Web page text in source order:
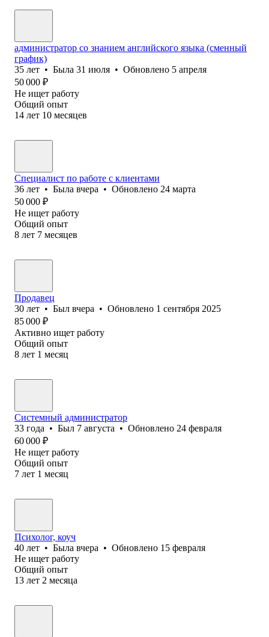
администратор со знанием английского языка (сменный
график)
35 лет • Была 31 июля • Обновлено 5 апреля
50 000 ₽
Не ищет работу
Общий опыт
14 лет 10 месяцев
Специалист по работе с клиентами
36 лет • Была вчера • Обновлено 24 марта
50 000 ₽
Не ищет работу
Общий опыт
8 лет 7 месяцев
Продавец
30 лет • Был вчера • Обновлено 1 сентября 2025
85 000 ₽
Активно ищет работу
Общий опыт
8 лет 1 месяц
Системный администратор
33 года • Был 7 августа • Обновлено 24 февраля
60 000 ₽
Не ищет работу
Общий опыт
7 лет 1 месяц
Психолог, коуч
40 лет • Была вчера • Обновлено 15 февраля
Не ищет работу
Общий опыт
13 лет 2 месяца